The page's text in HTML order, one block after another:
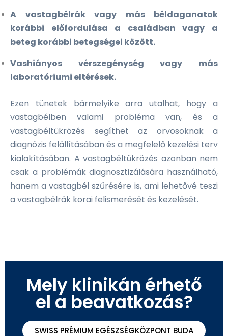
A vastagbélrák vagy más béldaganatok
korábbi előfordulása a családban vagy a
beteg korábbi betegségei között.
Vashiányos vérszegénység vagy más
laboratóriumi eltérések.
Ezen tünetek bármelyike arra utalhat, hogy a
vastagbélben valami probléma van, és a
vastagbéltükrözés segíthet az orvosoknak a
diagnózis felállításában és a megfelelő kezelési terv
kialakításában. A vastagbéltükrözés azonban nem
csak a problémák diagnosztizálására használható,
hanem a vastagbél szűrésére is, ami lehetővé teszi
a vastagbélrák korai felismerését és kezelését.
Mely klinikán érhető
el a beavatkozás?
SWISS PRÉMIUM EGÉSZSÉGKÖZPONT BUDA